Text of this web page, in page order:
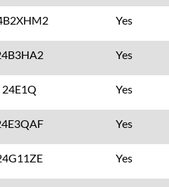
Yes
Yes
24E1Q Yes
Yes
Yes